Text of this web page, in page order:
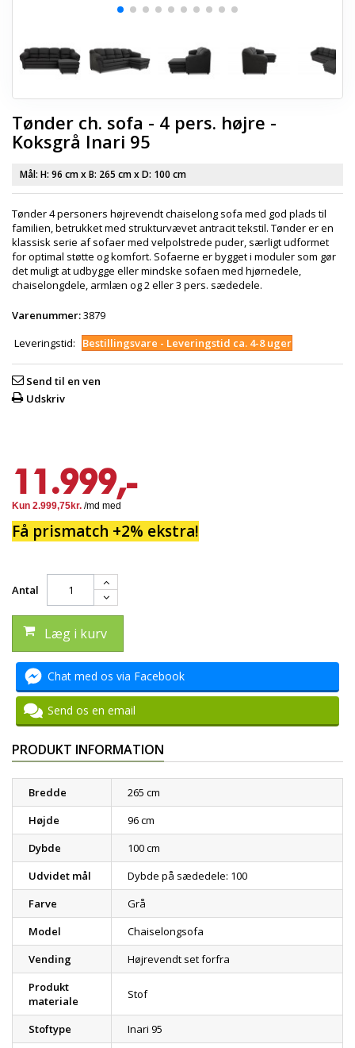
Tønder ch. sofa - 4 pers. højre -
Koksgrå Inari 95
Mål: H: 96 cmx B: 265 cmx D: 100 cm
Tønder 4 personers højrevendt chaiselong sofa med god plads til
familien, betrukket med strukturvævet antracit tekstil. Tønder er en
klassisk serie af sofaer med velpolstrede puder, særligt udformet
for optimal støtte og komfort. Sofaerne er bygget i moduler som gør
det muligt at udbygge eller mindske sofaen med hjørnedele,
chaiselongdele, armlæn og 2 eller 3 pers. sædedele.
Varenummer:3879
Leveringstid:
Bestillingsvare - Leveringstid ca. 4-8 uger
Send til en ven
Udskriv
11.999,-
Få prismatch +2% ekstra!
Antal
Læg i kurv
Chat med os via Facebook
Send os en email
PRODUKT INFORMATION
Bredde
265 cm
Højde
96 cm
Dybde
100 cm
Udvidet mål
Dybde på sædedele: 100
Farve
Grå
Model
Chaiselongsofa
Vending
Højrevendt set forfra
Produkt
materiale
Stof
Stoftype Inari 95